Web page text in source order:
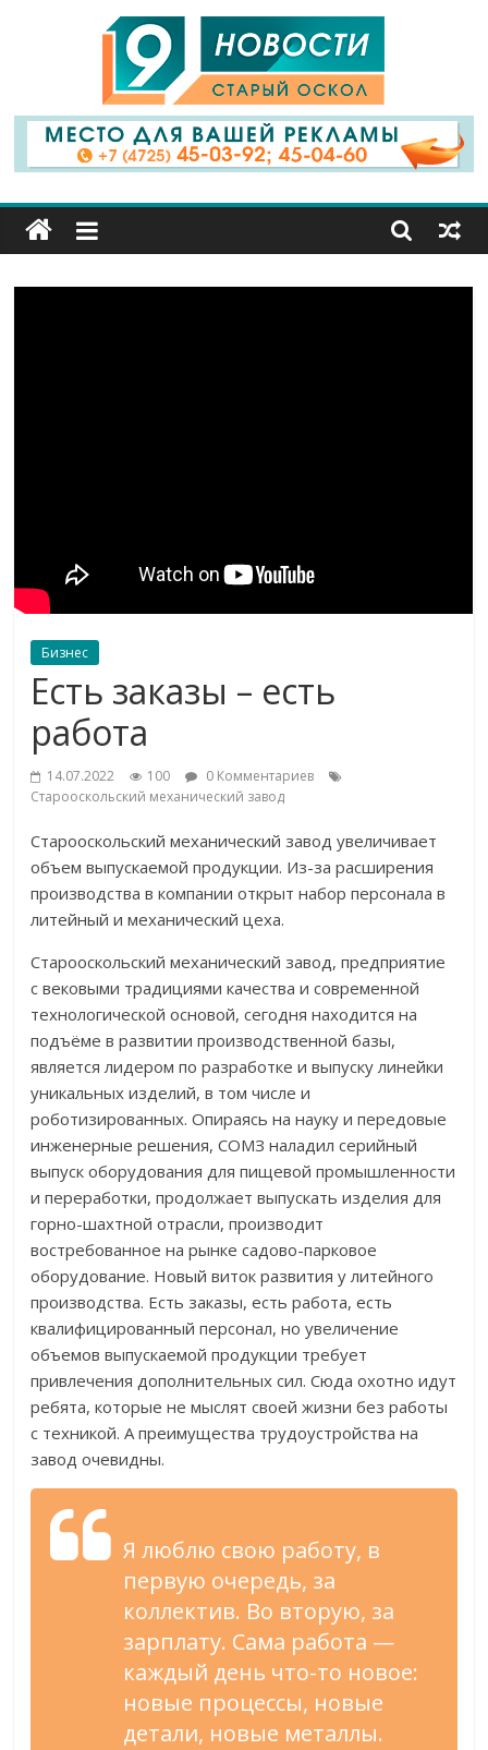
9
Канал
Старый
Бизнес
Есть заказы – есть
работа
14.07.2022 100
0 Комментариев
Старооскольский механический завод
Старооскольский механический завод увеличивает
объем выпускаемой продукции. Из-за расширения
производства в компании открыт набор персонала в
литейный и механический цеха.
Старооскольский механический завод, предприятие
с вековыми традициями качества и современной
технологической основой, сегодня находится на
подъёме в развитии производственной базы,
является лидером по разработке и выпуску линейки
уникальных изделий, в том числе и
роботизированных. Опираясь на науку и передовые
инженерные решения, СОМЗ наладил серийный
выпуск оборудования для пищевой промышленности
и переработки, продолжает выпускать изделия для
горно-шахтной отрасли, производит
востребованное на рынке садово-парковое
оборудование. Новый виток развития у литейного
производства. Есть заказы, есть работа, есть
квалифицированный персонал, но увеличение
объемов выпускаемой продукции требует
привлечения дополнительных сил. Сюда охотно идут
ребята, которые не мыслят своей жизни без работы
с техникой. А преимущества трудоустройства на
завод очевидны.
Я люблю свою работу, в
первую очередь, за
коллектив. Во вторую, за
зарплату. Сама работа —
каждый день что-то новое:
новые процессы, новые
детали, новые металлы.